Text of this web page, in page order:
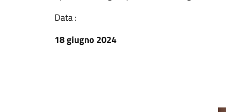
Data :
18 giugno 2024